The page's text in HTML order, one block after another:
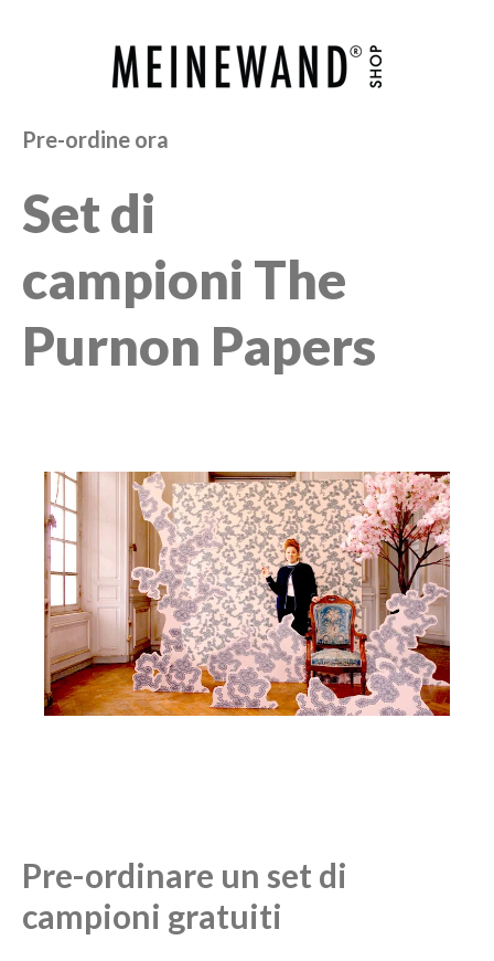
Pre-ordine ora
Set di
campioni The
Purnon Papers
Pre-ordinare un set di
campioni gratuiti